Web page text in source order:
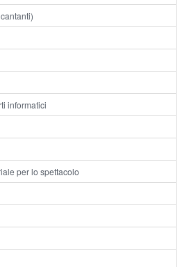
informatici
per lo spettacolo